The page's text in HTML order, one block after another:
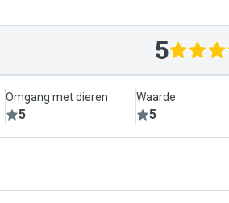
5
Omgang met dieren
5
Waarde
5